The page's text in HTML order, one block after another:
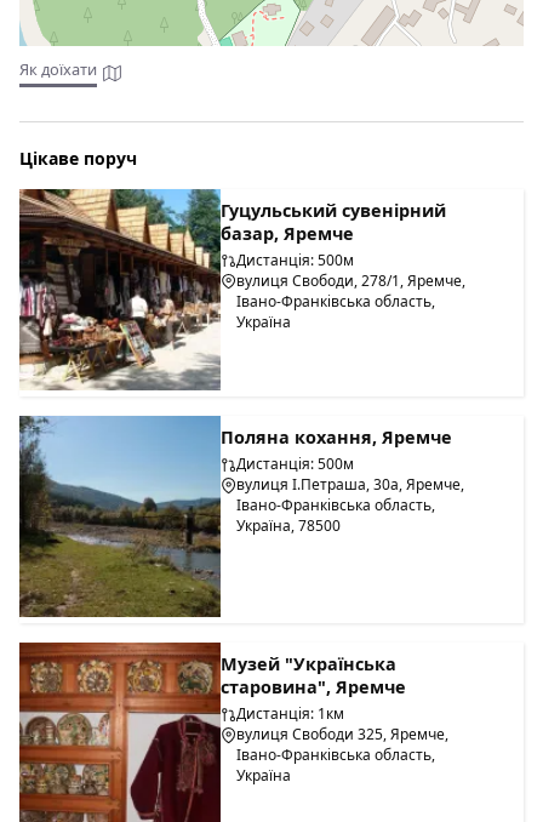
Як доїхати
Цікаве поруч
Гуцульський сувенірний
базар, Яремче
Дистанція: 500м
вулиця Свободи, 278/1, Яремче,
Івано-Франківська область,
Україна
Поляна кохання, Яремче
Дистанція: 500м
вулиця І.Петраша, 30а, Яремче,
Івано-Франківська область,
Україна, 78500
Музей "Українська
старовина", Яремче
Дистанція: 1км
вулиця Свободи 325, Яремче,
Івано-Франківська область,
Україна